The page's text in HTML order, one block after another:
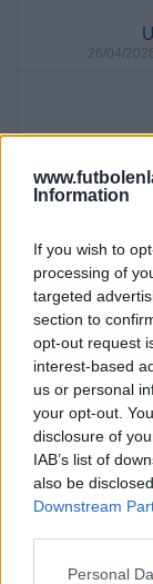
Information
If you wish to
processing of
targeted
section to
opt-out request
interest-based
us or personal
your opt-out.
disclosure of
IAB’s list of
also be
Downstream
Personal
26/04/
TV
3
DE
19